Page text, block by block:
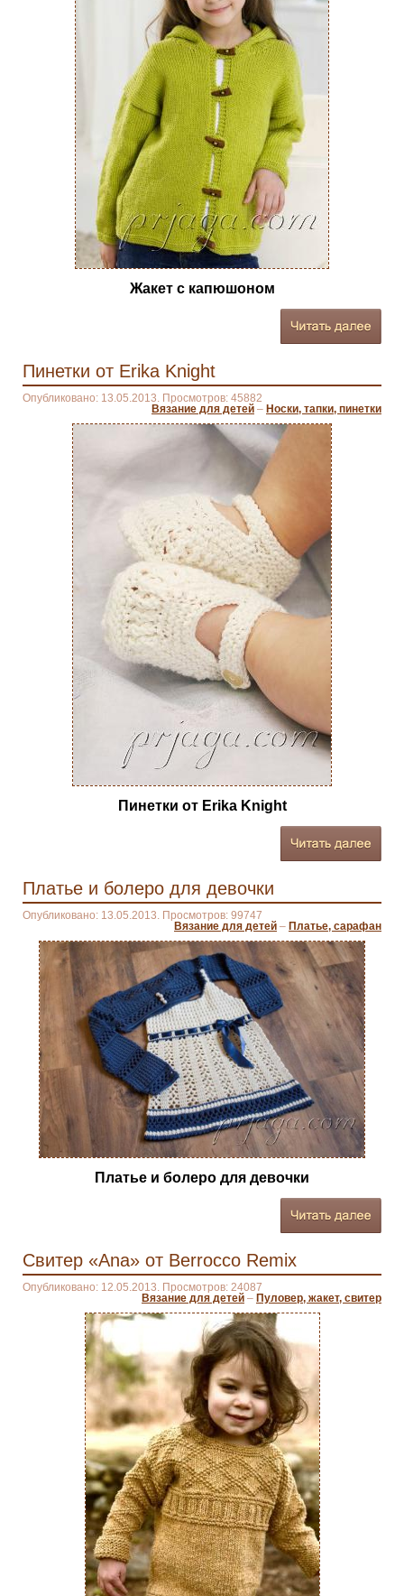
Жакет с капюшоном
Пинетки от Erika Knight
Опубликовано: 13.05.2013. Просмотров: 45882
Вязание для детей – Носки, тапки, пинетки
Пинетки от Erika Knight
Платье и болеро для девочки
Опубликовано: 13.05.2013. Просмотров: 99747
Вязание для детей – Платье, сарафан
Платье и болеро для девочки
Свитер «Ana» от Berrocco Remix
Опубликовано: 12.05.2013. Просмотров: 24087
Вязание для детей – Пуловер, жакет, свитер